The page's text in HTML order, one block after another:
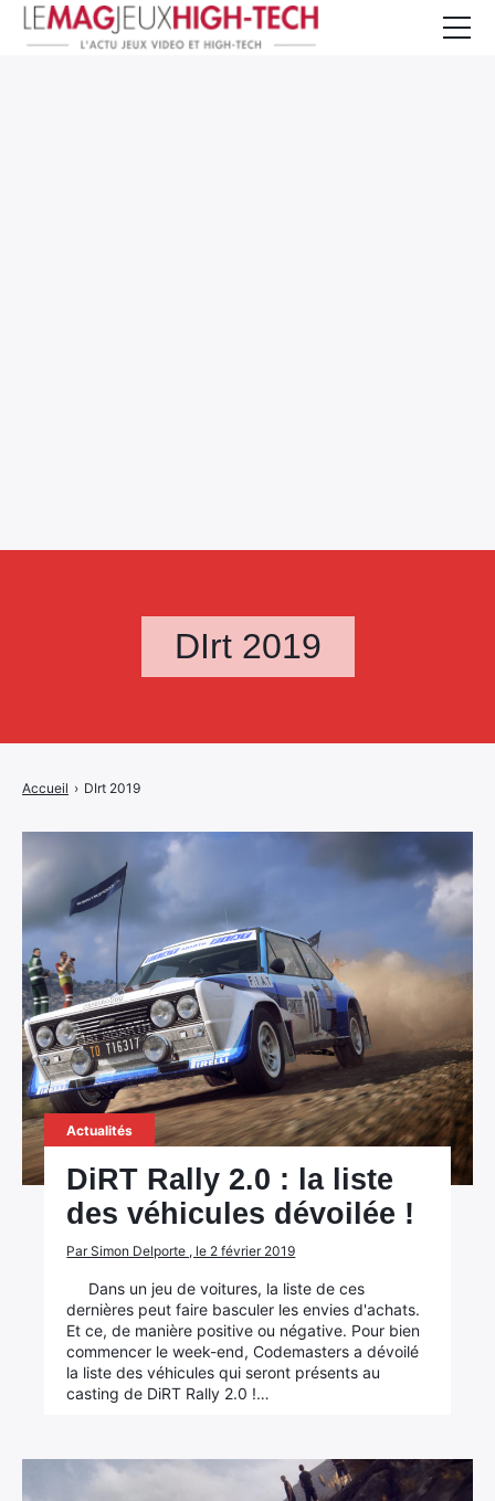
DIrt 2019
Accueil › DIrt 2019
Actualités
DiRT Rally 2.0 : la liste
des véhicules dévoilée !
Par Simon Delporte , le 2 février 2019
Dans un jeu de voitures, la liste de ces
dernières peut faire basculer les envies d'achats.
Et ce, de manière positive ou négative. Pour bien
commencer le week-end, Codemasters a dévoilé
la liste des véhicules qui seront présents au
casting de DiRT Rally 2.0 !…